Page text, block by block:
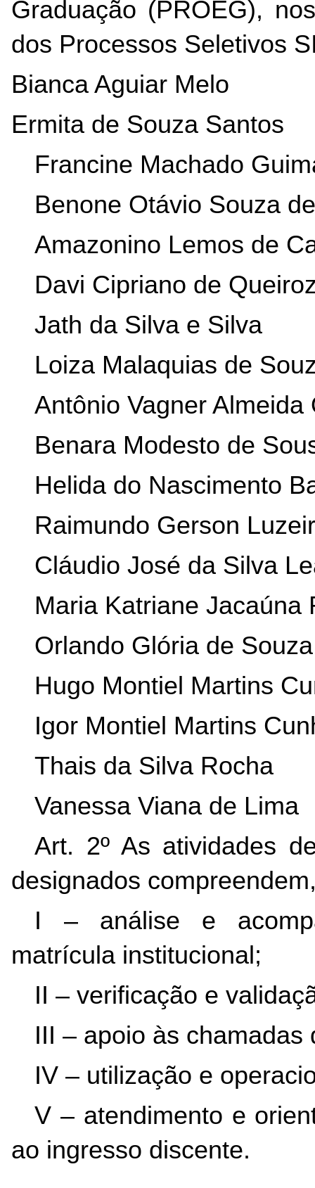
Graduação (PROEG),
dos Processos Seletivos
Bianca Aguiar Melo
Ermita de Souza Santos
Francine Machado
Benone Otávio Souza
Amazonino Lemos de
Davi Cipriano de
Jath da Silva e Silva
Loiza Malaquias de
Antônio Vagner Almeida
Benara Modesto de
Helida do Nascimento
Raimundo Gerson
Cláudio José da Silva
Maria Katriane Jacaúna
Orlando Glória de
Hugo Montiel Martins
Igor Montiel Martins
Thais da Silva Rocha
Vanessa Viana de Lima
Art. 2º As atividades
designados
I – análise e
matrícula institucional;
II – verificação e
III – apoio às chamadas
IV – utilização e
V – atendimento e
ao ingresso discente.